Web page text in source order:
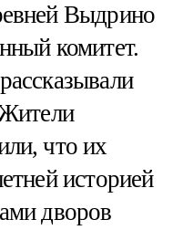
Выдрино
комитет.
что их
историей
дворов